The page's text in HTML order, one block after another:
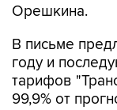
Орешкина.
В письме
году и
тарифов
99,9% от